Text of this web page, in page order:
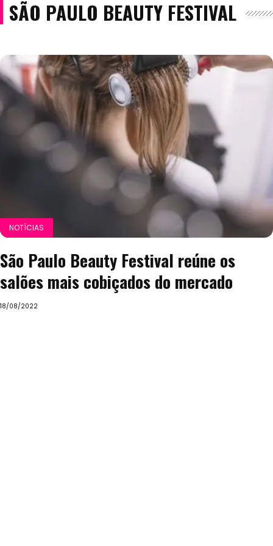
SÃO PAULO BEAUTY FESTIVAL
NOTÍCIAS
São Paulo Beauty Festival reúne os
salões mais cobiçados do mercado
18/08/2022